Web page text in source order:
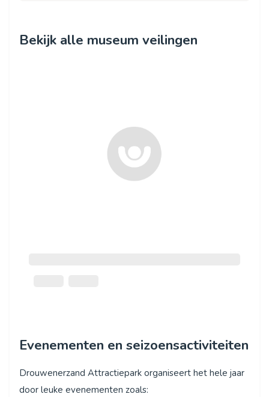
Bekijk alle museum veilingen
Evenementen en seizoensactiviteiten
Drouwenerzand Attractiepark organiseert het hele jaar
door leuke evenementen zoals: